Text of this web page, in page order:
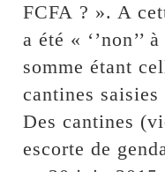
FCFA ? ». A
a été « ‘’non’’
somme étant
cantines
Des cantines
escorte de